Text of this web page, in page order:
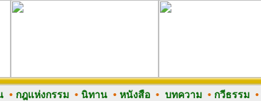
• กฎแห่งกรรม• นิทาน• หนังสือ• บทความ• กวีธรรม•